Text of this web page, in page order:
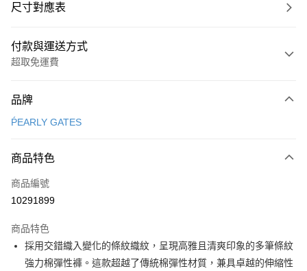
尺寸對應表
付款與運送方式
超取免運費
信用卡一次付款
LINE Pay
Apple Pay
悠遊付
大哥付你分期
品牌
ṔEARLY GATES
商品特色
商品編號
10291899
商品特色
採用交錯織入變化的條紋織紋，呈現高雅且清爽印象的多筆條紋
強力棉彈性褲。這款超越了傳統棉彈性材質，兼具卓越的伸縮性